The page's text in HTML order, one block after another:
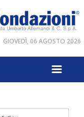
GIOVEDÌ, 06 AGOSTO 2026